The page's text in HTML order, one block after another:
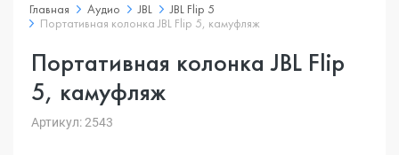
Главная Аудио JBL
JBL Flip 5
Портативная колонка JBL Flip 5, камуфляж
Портативная колонка JBL Flip
5, камуфляж
Артикул: 2543